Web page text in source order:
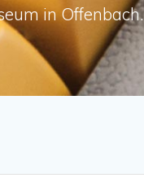
in Offenbach.